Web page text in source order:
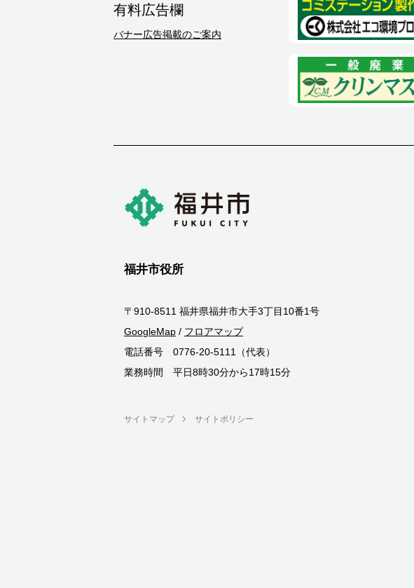
有料広告欄
バナー広告掲載のご案内
福井市役所
〒910-8511 福井県福井市大手3丁目10番1号
GoogleMap / フロアマップ
電話番号 0776-20-5111（代表）
業務時間 平日8時30分から17時15分
サイトマップ サイトポリシー